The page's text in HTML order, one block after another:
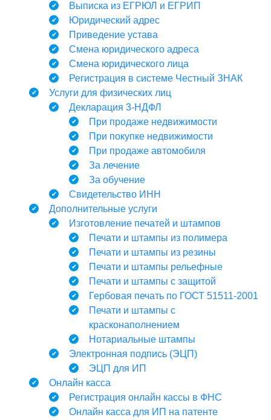
Выписка из ЕГРЮЛ и ЕГРИП
Юридический адрес
Приведение устава
Смена юридического адреса
Смена юридического лица
Регистрация в системе Честный ЗНАК
Услуги для физических лиц
Декларация 3-НДФЛ
При продаже недвижимости
При покупке недвижимости
При продаже автомобиля
За лечение
За обучение
Свидетельство ИНН
Дополнительные услуги
Изготовление печатей и штампов
Печати и штампы из полимера
Печати и штампы из резины
Печати и штампы рельефные
Печати и штампы с защитой
Гербовая печать по ГОСТ 51511-2001
Печати и штампы с
красконаполнением
Нотариальные штампы
Электронная подпись (ЭЦП)
ЭЦП для ИП
Онлайн касса
Регистрация онлайн кассы в ФНС
Онлайн касса для ИП на патенте